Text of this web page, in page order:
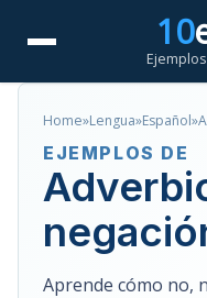
contenido
10
Home»Lengua»Español»
EJEMPLOS DE
Adverbios de
Aprende cómo no,